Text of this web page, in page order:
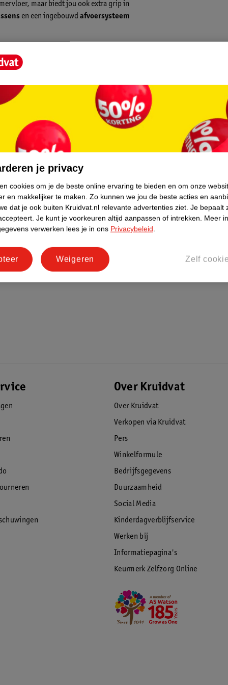
maar biedt jou ook extra grip in
en een ingebouwd afvoersysteem
kunt staan. Deze antislip badmat is
past toch makkelijk in de meeste
te klein en maak je de meest smalle
extra goed op zijn plaats gehouden!
af laten stromen. Zo is de mat
schoon.
wasmachine! Kies voor een mild
Over Kruidvat
Over Kruidvat
Verkopen via Kruidvat
Pers
Winkelformule
Bedrijfsgegevens
Duurzaamheid
Social Media
Kinderdagverblijfservice
Werken bij
Informatiepagina's
Keurmerk Zelfzorg Online
je privacy
cookies om je de beste online ervaring te bieden en om onze
en makkelijker te maken. Zo kunnen we jou de beste acties en
dat je ook buiten Kruidvat.nl relevante advertenties ziet. Je bepaalt
Je kunt je voorkeuren altijd aanpassen of intrekken. Meer
verwerken lees je in ons Privacybeleid.
Zelf
Weigeren